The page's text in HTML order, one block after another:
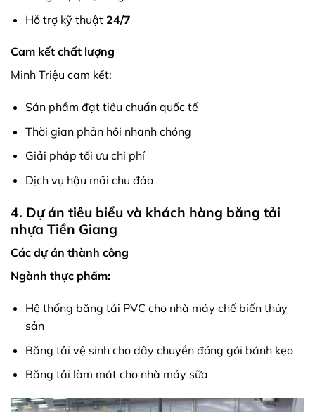
Hỗ trợ kỹ thuật 24/7
Cam kết chất lượng
Minh Triệu cam kết:
Sản phẩm đạt tiêu chuẩn quốc tế
Thời gian phản hồi nhanh chóng
Giải pháp tối ưu chi phí
Dịch vụ hậu mãi chu đáo
4. Dự án tiêu biểu và khách hàng băng tải
nhựa Tiền Giang
Các dự án thành công
Ngành thực phẩm:
Hệ thống băng tải PVC cho nhà máy chế biến thủy
sản
Băng tải vệ sinh cho dây chuyền đóng gói bánh kẹo
Băng tải làm mát cho nhà máy sữa